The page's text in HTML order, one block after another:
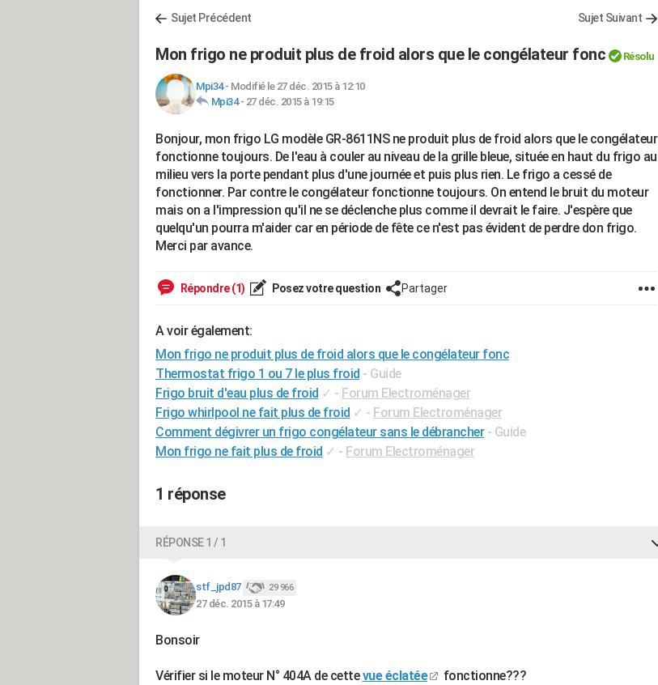
Sujet Précédent Sujet Suivant
Mon frigo ne produit plus de froid alors que le congélateur fonc Résolu
Mpi34- Modifié le 27 déc. 2015 à 12:10
Mpi34- 27 déc. 2015 à 19:15
Bonjour, mon frigo LG modèle GR-8611NS ne produit plus de froid alors que le congélateur
fonctionne toujours. De l'eau à couler au niveau de la grille bleue, située en haut du frigo au
milieu vers la porte pendant plus d'une journée et puis plus rien. Le frigo a cessé de
fonctionner. Par contre le congélateur fonctionne toujours. On entend le bruit du moteur
mais on a l'impression qu'il ne se déclenche plus comme il devrait le faire. J'espère que
quelqu'un pourra m'aider car en période de fête ce n'est pas évident de perdre don frigo.
Merci par avance.
Répondre (1) Posez votre question Partager
A voir également:
Mon frigo ne produit plus de froid alors que le congélateur fonc
Thermostat frigo 1 ou 7 le plus froid - Guide
Frigo bruit d'eau plus de froid ✓ - Forum Electroménager
Frigo whirlpool ne fait plus de froid ✓ - Forum Electroménager
Comment dégivrer un frigo congélateur sans le débrancher - Guide
Mon frigo ne fait plus de froid ✓ - Forum Electroménager
1 réponse
RÉPONSE 1 / 1
stf_jpd87 29 966
27 déc. 2015 à 17:49
Bonsoir
Vérifier si le moteur N° 404A de cettevue éclatée
fonctionne???